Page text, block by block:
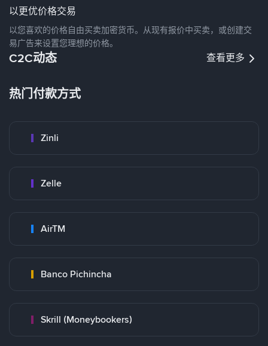
以更优价格交易
以您喜欢的价格自由买卖加密货币。从现有报价中买卖，或创建交
易广告来设置您理想的价格。
C2C动态 查看更多
热门付款方式
Zinli
Zelle
AirTM
Banco Pichincha
Skrill (Moneybookers)